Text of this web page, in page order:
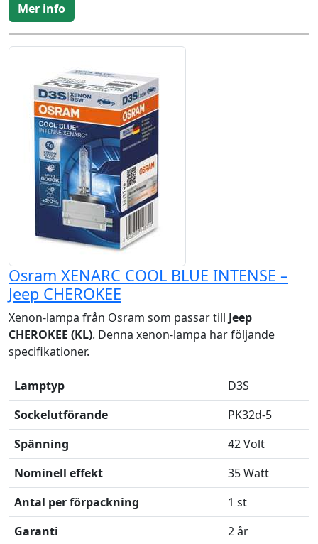
Mer info
Osram XENARC COOL BLUE INTENSE –
Jeep CHEROKEE
Xenon-lampa från Osram som passar till Jeep
CHEROKEE (KL). Denna xenon-lampa har följande
specifikationer.
Lamptyp
D3S
Sockelutförande
PK32d-5
Spänning
42 Volt
Nominell effekt
35 Watt
Antal per förpackning
1 st
Garanti
2 år